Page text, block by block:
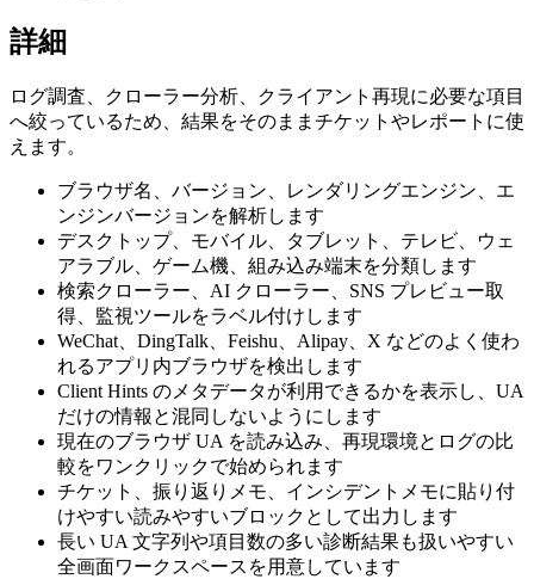
詳細
ログ調査、クローラー分析、クライアント再現に必要な項目
へ絞っているため、結果をそのままチケットやレポートに使
えます。
ブラウザ名、バージョン、レンダリングエンジン、エ
ンジンバージョンを解析します
デスクトップ、モバイル、タブレット、テレビ、ウェ
アラブル、ゲーム機、組み込み端末を分類します
検索クローラー、AI クローラー、SNS プレビュー取
得、監視ツールをラベル付けします
WeChat、DingTalk、Feishu、Alipay、X などのよく使わ
れるアプリ内ブラウザを検出します
Client Hints のメタデータが利用できるかを表示し、UA
だけの情報と混同しないようにします
現在のブラウザ UA を読み込み、再現環境とログの比
較をワンクリックで始められます
チケット、振り返りメモ、インシデントメモに貼り付
けやすい読みやすいブロックとして出力します
長い UA 文字列や項目数の多い診断結果も扱いやすい
全画面ワークスペースを用意しています